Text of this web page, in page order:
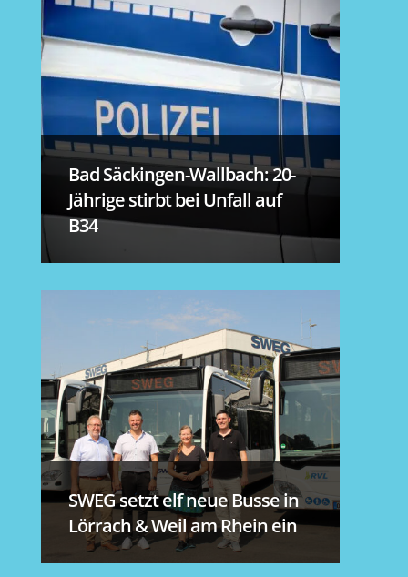
Bad Säckingen-Wallbach: 20-
Jährige stirbt bei Unfall auf
B34
SWEG setzt elf neue Busse in
Lörrach & Weil am Rhein ein